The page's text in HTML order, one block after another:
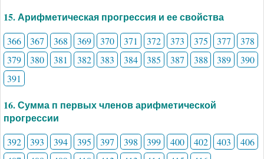
15. Арифметическая прогрессия и ее свойства
366 367 368 369 370 371 372 373 375 377
378
379
380 381 382 383 384 385 387 388 389
390
391
16. Сумма п первых членов арифметической
прогрессии
392 393 394 395 397 398 399 400 402 403
406